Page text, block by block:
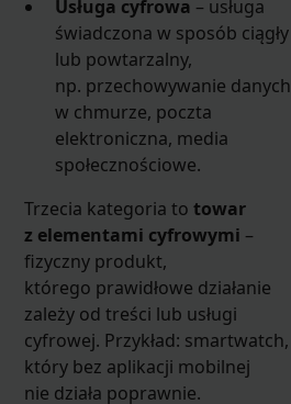
Usługa cyfrowa – usługa
świadczona w sposób ciągły
lub powtarzalny,
np. przechowywanie danych
w chmurze, poczta
elektroniczna, media
społecznościowe.
Trzecia kategoria to towar
z elementami cyfrowymi –
fizyczny produkt,
którego prawidłowe działanie
zależy od treści lub usługi
cyfrowej. Przykład: smartwatch,
który bez aplikacji mobilnej
nie działa poprawnie.